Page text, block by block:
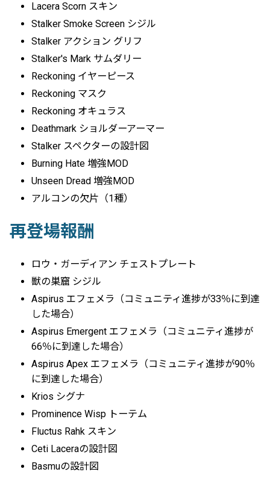
Lacera Scorn スキン
Stalker Smoke Screen シジル
Stalker アクション グリフ
Stalker's Mark サムダリー
Reckoning イヤーピース
Reckoning マスク
Reckoning オキュラス
Deathmark ショルダーアーマー
Stalker スペクターの設計図
Burning Hate 増強MOD
Unseen Dread 増強MOD
アルコンの欠片（1種）
再登場報酬
ロウ・ガーディアン チェストプレート
獣の巣窟 シジル
Aspirus エフェメラ（コミュニティ進捗が33％に到達
した場合）
Aspirus Emergent エフェメラ（コミュニティ進捗が
66％に到達した場合）
Aspirus Apex エフェメラ（コミュニティ進捗が90％
に到達した場合）
Krios シグナ
Prominence Wisp トーテム
Fluctus Rahk スキン
Ceti Laceraの設計図
Basmuの設計図